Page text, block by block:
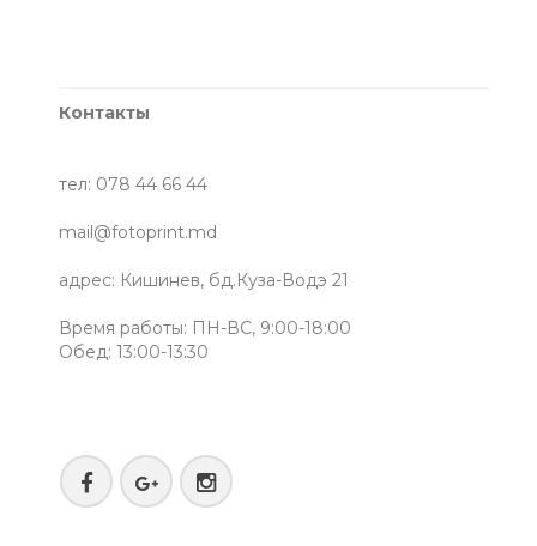
Контакты
тел: 078 44 66 44
mail@fotoprint.md
адрес: Кишинев, бд.Куза-Водэ 21
Время работы: ПН-ВС, 9:00-18:00
Обед: 13:00-13:30